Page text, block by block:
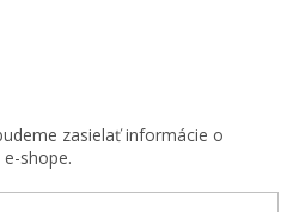
zasielať informácie o
shope.